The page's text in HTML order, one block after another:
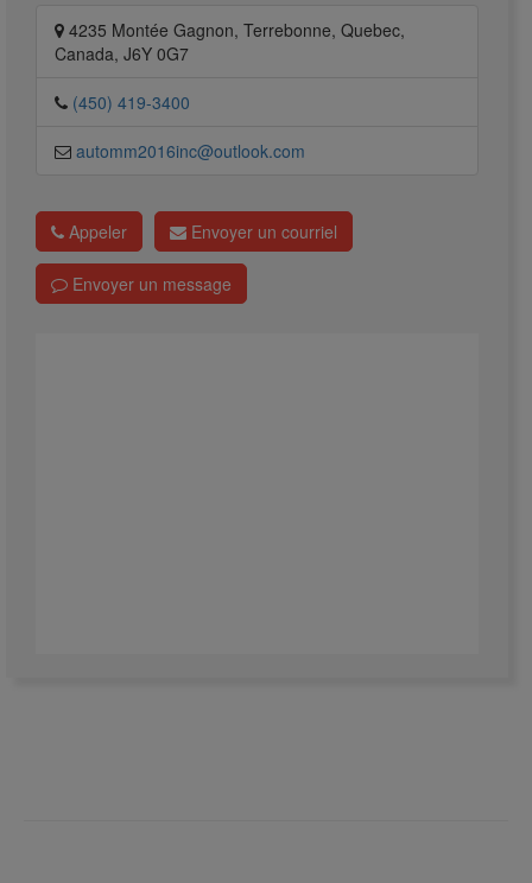
4235 Montée Gagnon, Terrebonne, Quebec,
Canada, J6Y 0G7
(450) 419-3400
automm2016inc@outlook.com
Appeler Envoyer un courriel
Envoyer un message